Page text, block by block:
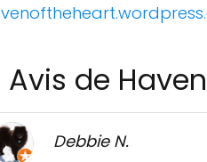
Avis de
Debbie N.